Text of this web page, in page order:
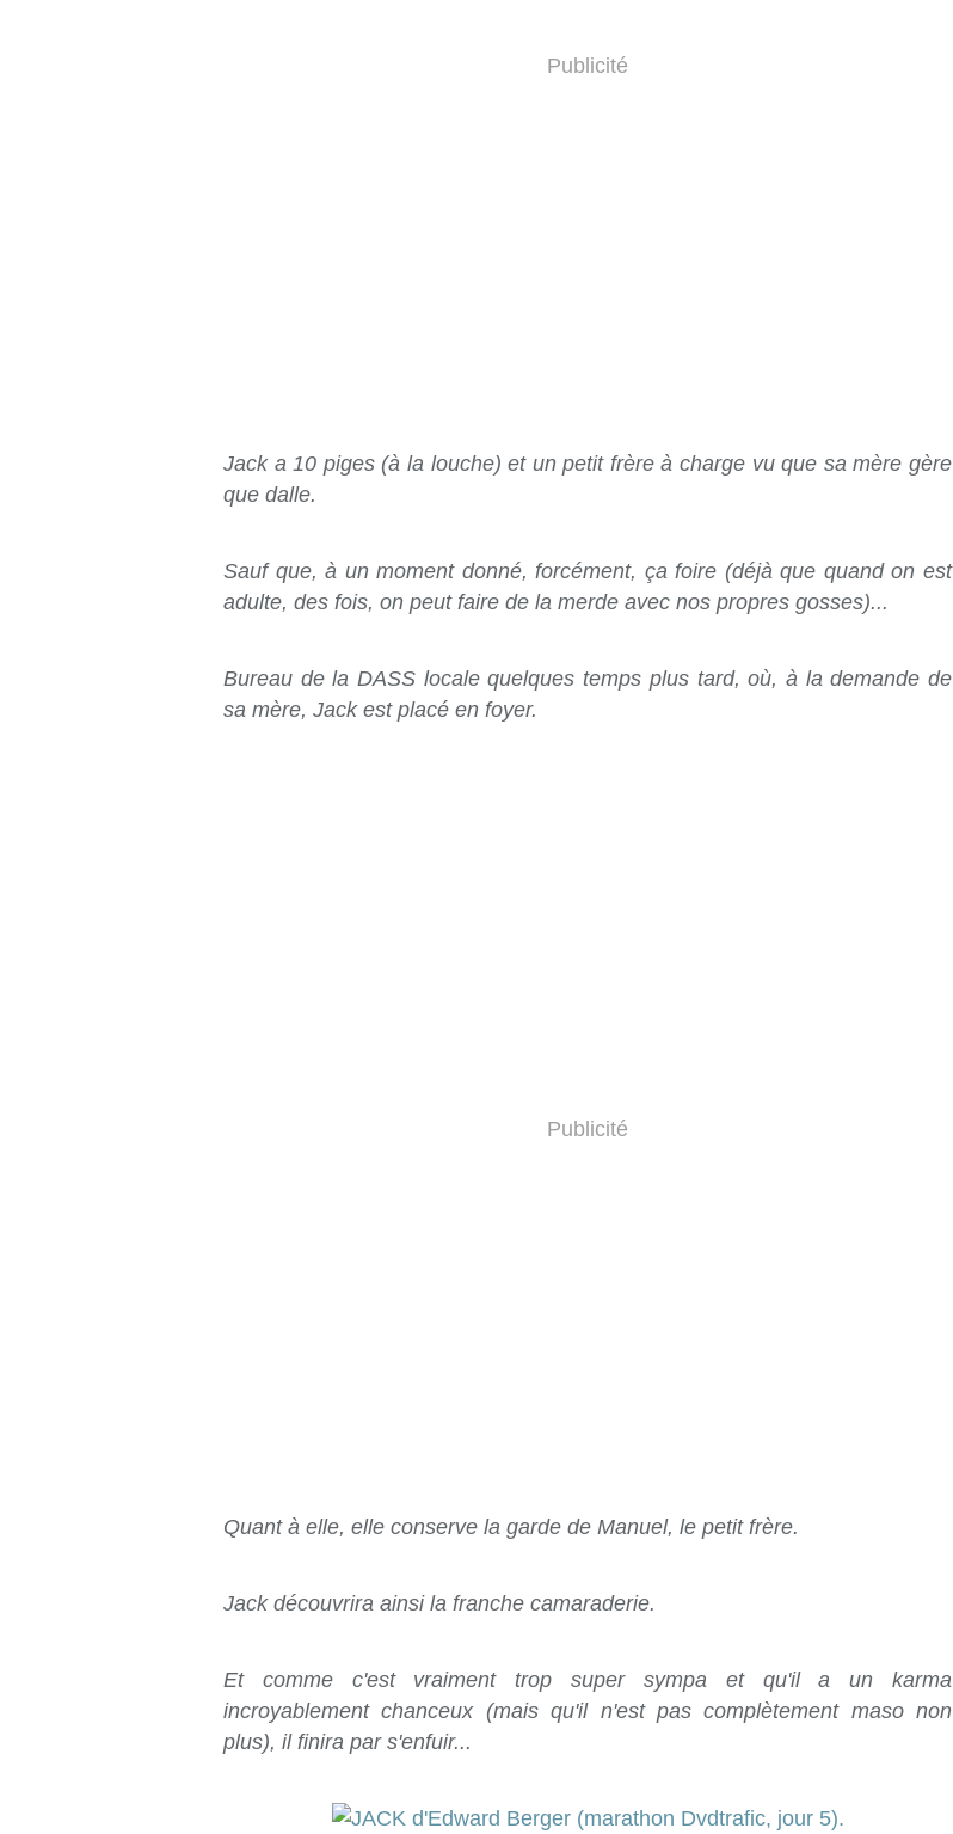
Publicité
Jack a 10 piges (à la louche) et un petit frère à charge vu que sa mère gère
que dalle.
Sauf que, à un moment donné, forcément, ça foire (déjà que quand on est
adulte, des fois, on peut faire de la merde avec nos propres gosses)...
Bureau de la DASS locale quelques temps plus tard, où, à la demande de
sa mère, Jack est placé en foyer.
Publicité
Quant à elle, elle conserve la garde de Manuel, le petit frère.
Jack découvrira ainsi la franche camaraderie.
Et comme c'est vraiment trop super sympa et qu'il a un karma
incroyablement chanceux (mais qu'il n'est pas complètement maso non
plus), il finira par s'enfuir...